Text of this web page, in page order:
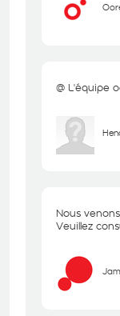
@ L'équipe
Nous
Veuillez